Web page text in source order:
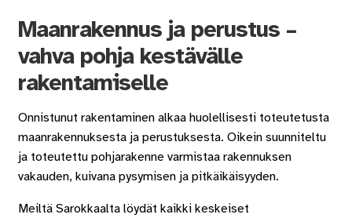
Maanrakennus ja perustus –
vahva pohja kestävälle
rakentamiselle
Onnistunut rakentaminen alkaa huolellisesti toteutetusta
maanrakennuksesta ja perustuksesta. Oikein suunniteltu
ja toteutettu pohjarakenne varmistaa rakennuksen
vakauden, kuivana pysymisen ja pitkäikäisyyden.
Meiltä Sarokkaalta löydät kaikki keskeiset